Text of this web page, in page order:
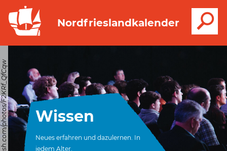
Nordfrieslandkalender
Wissen
Neues erfahren und dazulernen. In
jedem Alter.